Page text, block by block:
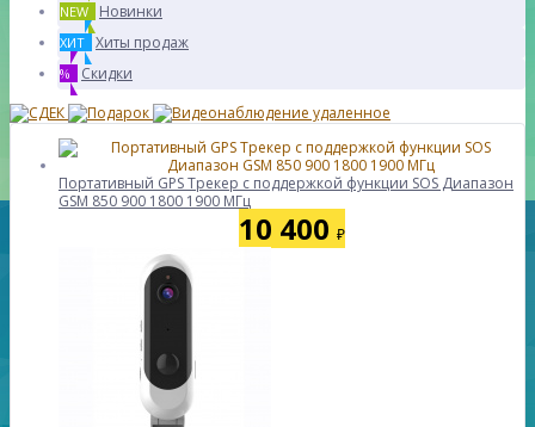
NEW Новинки
ХИТ Хиты продаж
% Скидки
Портативный GPS Tрекер с поддержкой функции SOS Диапазон
GSM 850 900 1800 1900 МГц
10 400 ₽